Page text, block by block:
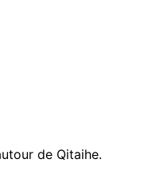
de Qitaihe.